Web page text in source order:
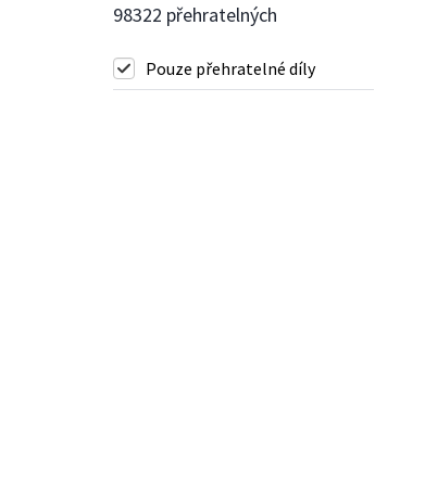
98322 přehratelných
Pouze přehratelné díly